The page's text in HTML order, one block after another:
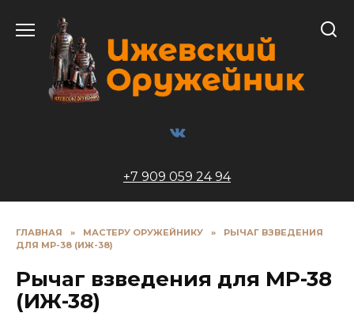
содержанию
+7 909 059 24 94
ГЛАВНАЯ » МАСТЕРУ ОРУЖЕЙНИКУ »
РЫЧАГ ВЗВЕДЕНИЯ
ДЛЯ МР-38 (ИЖ-38)
Рычаг взведения для МР-38
(ИЖ-38)